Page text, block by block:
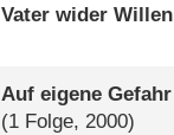
Vater wider Willen
Auf eigene Gefahr
(1 Folge, 2000)